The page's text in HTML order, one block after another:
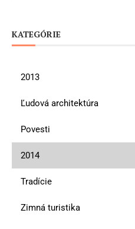
KATEGÓRIE
2013
Ľudová architektúra
Povesti
2014
Tradície
Zimná turistika